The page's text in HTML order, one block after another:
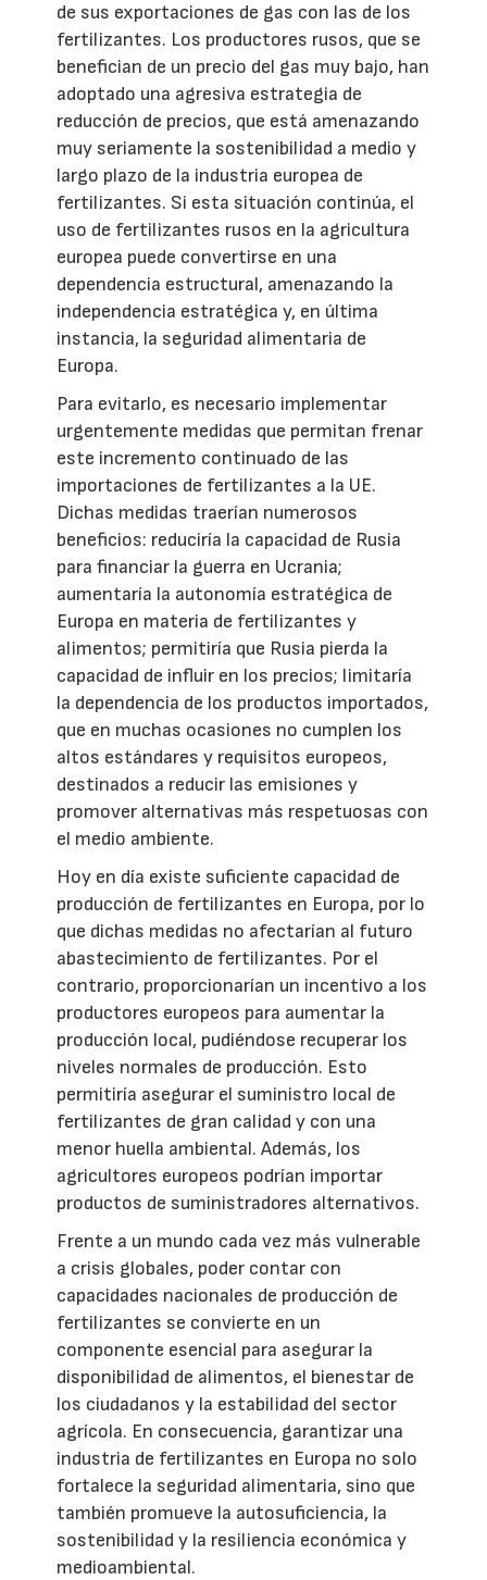
de sus exportaciones de gas con las de los
fertilizantes. Los productores rusos, que se
benefician de un precio del gas muy bajo, han
adoptado una agresiva estrategia de
reducción de precios, que está amenazando
muy seriamente la sostenibilidad a medio y
largo plazo de la industria europea de
fertilizantes. Si esta situación continúa, el
uso de fertilizantes rusos en la agricultura
europea puede convertirse en una
dependencia estructural, amenazando la
independencia estratégica y, en última
instancia, la seguridad alimentaria de
Europa.
Para evitarlo, es necesario implementar
urgentemente medidas que permitan frenar
este incremento continuado de las
importaciones de fertilizantes a la UE.
Dichas medidas traerían numerosos
beneficios: reduciría la capacidad de Rusia
para financiar la guerra en Ucrania;
aumentaría la autonomía estratégica de
Europa en materia de fertilizantes y
alimentos; permitiría que Rusia pierda la
capacidad de influir en los precios; limitaría
la dependencia de los productos importados,
que en muchas ocasiones no cumplen los
altos estándares y requisitos europeos,
destinados a reducir las emisiones y
promover alternativas más respetuosas con
el medio ambiente.
Hoy en día existe suficiente capacidad de
producción de fertilizantes en Europa, por lo
que dichas medidas no afectarían al futuro
abastecimiento de fertilizantes. Por el
contrario, proporcionarían un incentivo a los
productores europeos para aumentar la
producción local, pudiéndose recuperar los
niveles normales de producción. Esto
permitiría asegurar el suministro local de
fertilizantes de gran calidad y con una
menor huella ambiental. Además, los
agricultores europeos podrían importar
productos de suministradores alternativos.
Frente a un mundo cada vez más vulnerable
a crisis globales, poder contar con
capacidades nacionales de producción de
fertilizantes se convierte en un
componente esencial para asegurar la
disponibilidad de alimentos, el bienestar de
los ciudadanos y la estabilidad del sector
agrícola. En consecuencia, garantizar una
industria de fertilizantes en Europa no solo
fortalece la seguridad alimentaria, sino que
también promueve la autosuficiencia, la
sostenibilidad y la resiliencia económica y
medioambiental.